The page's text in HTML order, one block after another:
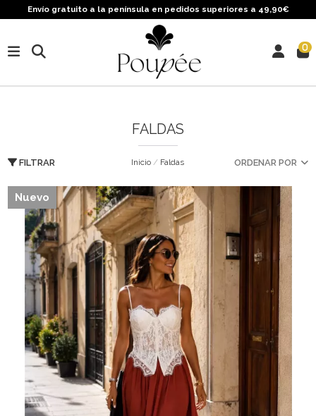
Envío gratuito a la península en pedidos superiores a 49,90€
0
FALDAS
FILTRAR Inicio Faldas ORDENAR POR
Nuevo